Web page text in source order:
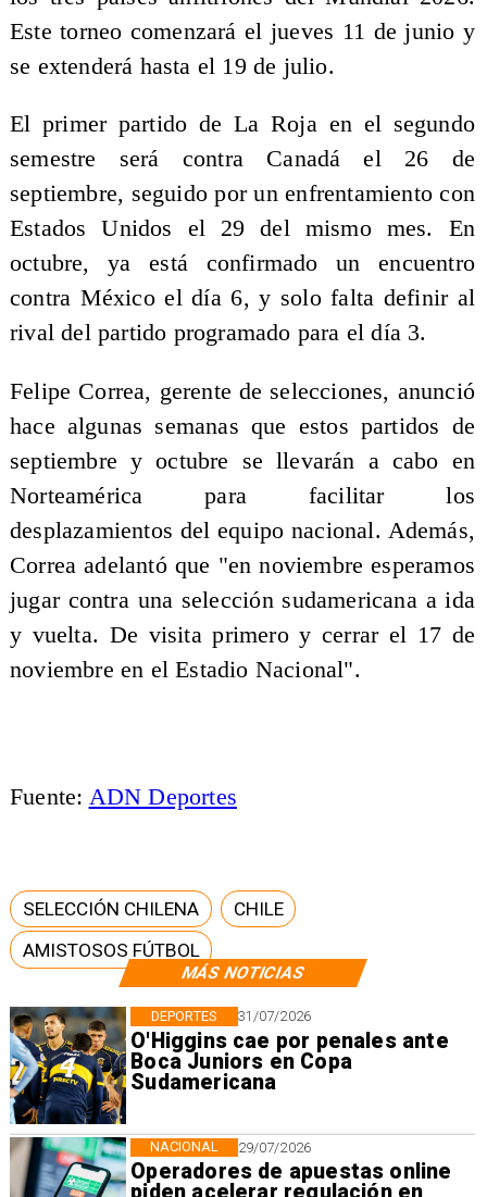
MÁS NOTICIAS
31/07/2026
O'Higgins cae por penales ante
Boca Juniors en Copa
Sudamericana
DEPORTES
29/07/2026
Operadores de apuestas online
NACIONAL
Este torneo comenzará el jueves 11 de junio y
se extenderá hasta el 19 de julio.
El primer partido de La Roja en el segundo
semestre será contra Canadá el 26 de
septiembre, seguido por un enfrentamiento con
Estados Unidos el 29 del mismo mes. En
octubre, ya está confirmado un encuentro
contra México el día 6, y solo falta definir al
rival del partido programado para el día 3.
Felipe Correa, gerente de selecciones, anunció
hace algunas semanas que estos partidos de
septiembre y octubre se llevarán a cabo en
Norteamérica para facilitar los
desplazamientos del equipo nacional. Además,
Correa adelantó que "en noviembre esperamos
jugar contra una selección sudamericana a ida
y vuelta. De visita primero y cerrar el 17 de
noviembre en el Estadio Nacional".
Fuente: ADN Deportes
SELECCIÓN CHILENA
CHILE
AMISTOSOS FÚTBOL